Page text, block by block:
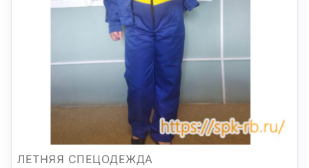
ЛЕТНЯЯ СПЕЦОДЕЖДА